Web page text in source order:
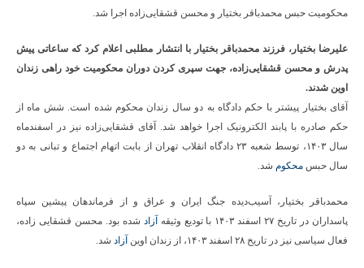
محکومیت حبس محمدباقر بختیار و محسن قشقایی‌زاده اجرا شد.
علیرضا بختیار، فرزند محمدباقر بختیار با انتشار مطلبی اعلام کرد که ساعاتی پیش
پدرش و محسن قشقایی‌زاده، جهت سپری کردن دوران محکومیت خود راهی زندان
اوین شدند.
آقای بختیار پیشتر با حکم دادگاه به دو سال زندان محکوم شده است. شش ماه از
حکم صادره با پابند الکترونیک اجرا خواهد شد. آقای قشقایی‌زاده نیز در اسفندماه
سال ۱۴۰۳، توسط شعبه ۲۳ دادگاه انقلاب تهران از بابت اتهام اجتماع و تبانی به دو
سال حبس محکوم شد.
محمدباقر بختیار، آسیب‌دیده جنگ ایران و عراق و از فرماندهان پیشین سپاه
پاسداران در تاریخ ۲۷ اسفند ۱۴۰۳ با تودیع وثیقه
آزاد شده بود. محسن قشقایی زاده،
فعال سیاسی نیز در تاریخ ۲۸ اسفند ۱۴۰۳، از زندان اوین
آزاد شد.